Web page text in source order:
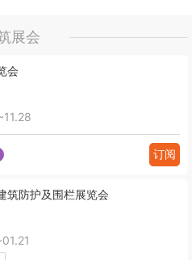
展会
会
订阅
筑防护及围栏展览会